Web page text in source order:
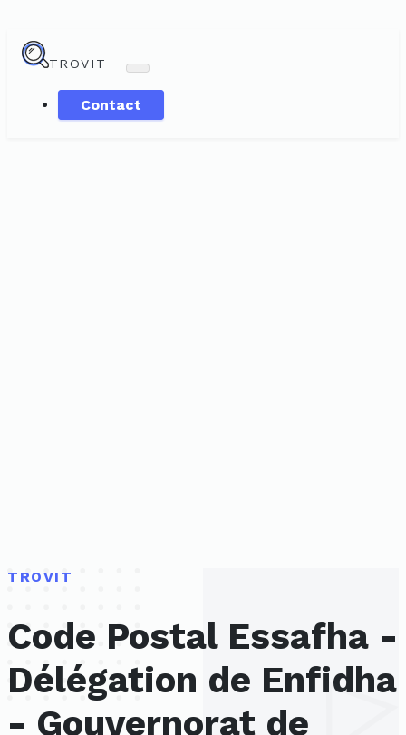
TROVIT
Contact
TROVIT
Code Postal Essafha -
Délégation de Enfidha
- Gouvernorat de